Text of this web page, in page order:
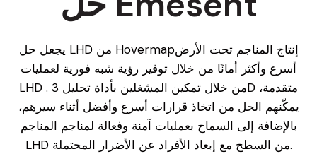
يجعل حل LHD من Hovermapإنتاج المناجم تحت الأرض
أسرع وأكثر أمانًا من خلال توفير رؤية شبه فورية لعمليات
LHD . من خلال تمكين المشغلين بأداة تحليل 3D متقدمة،
يمكّنهم الحل من اتخاذ قرارات أسرع وأفضل أثناء سيرهم،
بالإضافة إلى السماح بعمليات آمنة وفعالة لمناجم المناجم
LHD من السطح مع إبعاد الأفراد عن الأضرار المحتملة.